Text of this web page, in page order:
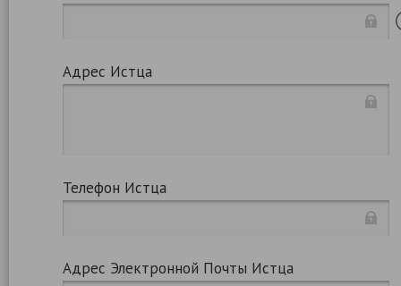
Адрес Истца
Телефон Истца
Адрес Электронной Почты Истца